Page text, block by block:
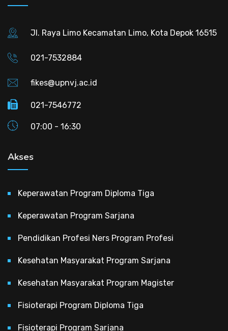
Jl. Raya Limo Kecamatan Limo, Kota Depok 16515
021-7532884
fikes@upnvj.ac.id
021-7546772
07:00 - 16:30
Akses
Keperawatan Program Diploma Tiga
Keperawatan Program Sarjana
Pendidikan Profesi Ners Program Profesi
Kesehatan Masyarakat Program Sarjana
Kesehatan Masyarakat Program Magister
Fisioterapi Program Diploma Tiga
Fisioterapi Program Sarjana